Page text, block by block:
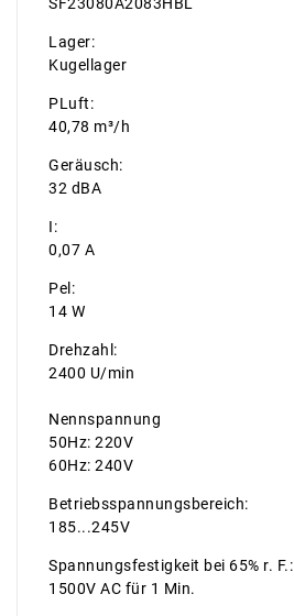
Lager:
Kugellager
PLuft:
40,78 m³/h
Geräusch:
32 dBA
I:
0,07 A
Pel:
14 W
Drehzahl:
2400 U/min
Nennspannung
50Hz: 220V
60Hz: 240V
Betriebsspannungsbereich:
185...245V
Spannungsfestigkeit bei 65% r. F.:
1500V AC für 1 Min.